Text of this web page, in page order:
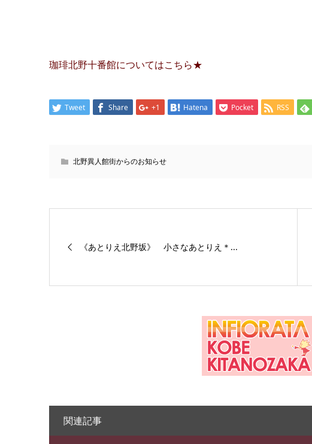
珈琲北野十番館についてはこちら★
Tweet Share +1 Hatena Pocket RSS
北野異人館街からのお知らせ
《あとりえ北野坂》 小さなあとりえ＊...
関連記事